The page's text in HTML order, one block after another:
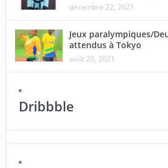
décembre 22, 2021
Jeux paralympiques/
attendus à Tokyo
août 20, 2021
Dribbble